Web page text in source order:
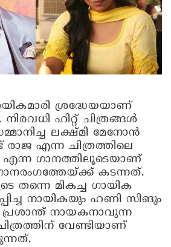
ശ്രദ്ധേയയാണ്
ഹിറ്റ് ചിത്രങ്ങൾ
ലക്ഷ്മി മേനോൻ
എന്ന ചിത്രത്തിലെ
ഗാനത്തിലൂടെയാണ്
കടന്നത്.
തന്നെ മികച്ച ഗായിക
നായികയും ഹണി സിങും
പ്രശാന്ത് നായകനാവുന്ന
വേണ്ടിയാണ്